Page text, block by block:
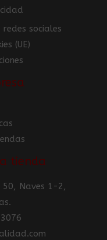
redes sociales
(UE)
tienda
50, Naves 1-2,